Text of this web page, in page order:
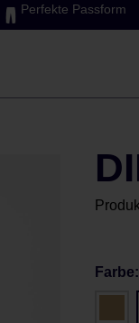
Perfekte Passform
Farbe: